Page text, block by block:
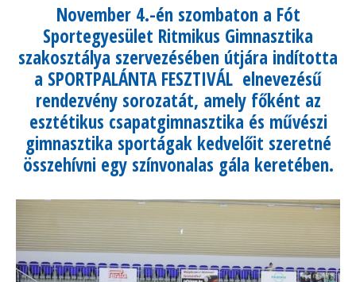
November 4.-én szombaton a Fót
Sportegyesület Ritmikus Gimnasztika
szakosztálya szervezésében útjára indította
a SPORTPALÁNTA FESZTIVÁL elnevezésű
rendezvény sorozatát, amely főként az
esztétikus csapatgimnasztika és művészi
gimnasztika sportágak kedvelőit szeretné
összehívni egy színvonalas gála keretében.